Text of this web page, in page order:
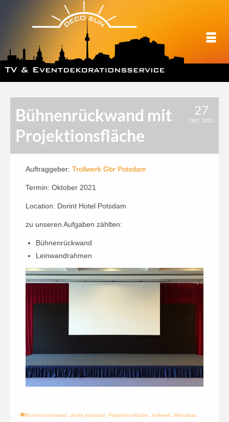
27
OKT. 2021
Bühnenrückwand mit
Projektionsfläche
Auftraggeber: Trollwerk Gbr Potsdam
Termin: Oktober 2021
Location: Dorint Hotel Potsdam
zu unseren Aufgaben zählten:
Bühnenrückwand
Leinwandrahmen
Bühnenrückwand dorint potsdam Projektionsfläche trollwerk Wandbau